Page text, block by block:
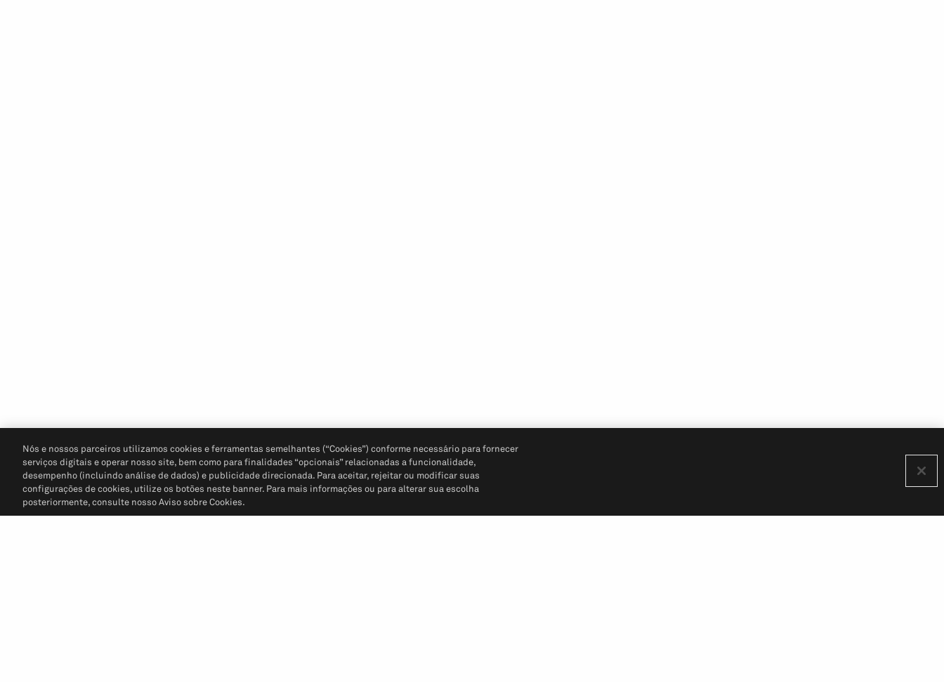
Nós e nossos parceiros utilizamos cookies e ferramentas semelhantes (“Cookies”) conforme necessário para fornecer
serviços digitais e operar nosso site, bem como para finalidades “opcionais” relacionadas a funcionalidade,
desempenho (incluindo análise de dados) e publicidade direcionada. Para aceitar, rejeitar ou modificar suas
configurações de cookies, utilize os botões neste banner. Para mais informações ou para alterar sua escolha
posteriormente, consulte nosso Aviso sobre Cookies.